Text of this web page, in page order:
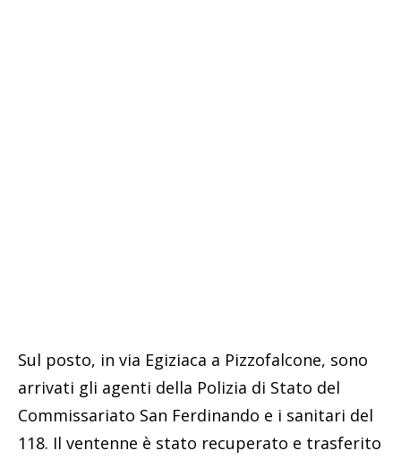
Sul posto, in via Egiziaca a Pizzofalcone, sono
arrivati gli agenti della Polizia di Stato del
Commissariato San Ferdinando e i sanitari del
118. Il ventenne è stato recuperato e trasferito